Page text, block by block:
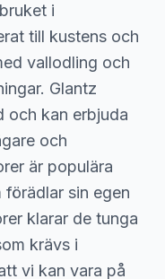
i
till kustens och
vallodling och
Glantz
och kan erbjuda
och
är populära
sin egen
klarar de tunga
krävs i
vi kan vara på